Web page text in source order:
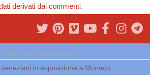
derivati dai commenti.
ARTICOLO PRECEDENTE
in esposizione a Monaco